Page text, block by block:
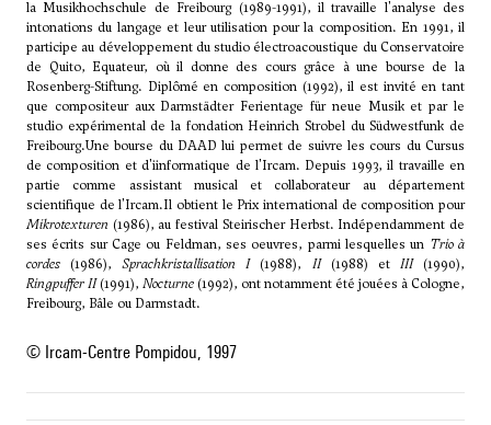
la Musikhochschule de Freibourg (1989-1991), il travaille l'analyse des
intonations du langage et leur utilisation pour la composition. En 1991, il
participe au développement du studio électroacoustique du Conservatoire
de Quito, Equateur, où il donne des cours grâce à une bourse de la
Rosenberg-Stiftung. Diplômé en composition (1992), il est invité en tant
que compositeur aux Darmstädter Ferientage für neue Musik et par le
studio expérimental de la fondation Heinrich Strobel du Südwestfunk de
Freibourg.Une bourse du DAAD lui permet de suivre les cours du Cursus
de composition et d'iinformatique de l'Ircam. Depuis 1993, il travaille en
partie comme assistant musical et collaborateur au département
scientifique de l'Ircam.Il obtient le Prix international de composition pour
Mikrotexturen (1986), au festival Steirischer Herbst. Indépendamment de
ses écrits surCage ou Feldman, ses oeuvres, parmi lesquelles un Trio à
cordes (1986),Sprachkristallisation I(1988), II(1988) et III(1990),
Ringpuffer II(1991), Nocturne (1992), ont notamment été jouées à Cologne,
Freibourg, Bâle ou Darmstadt.
© Ircam-Centre Pompidou, 1997